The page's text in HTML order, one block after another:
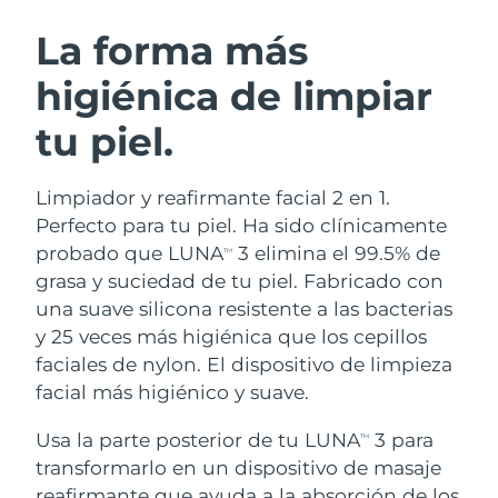
La forma más
higiénica de limpiar
tu piel.
Limpiador y reafirmante facial 2 en 1.
Perfecto para tu piel. Ha sido clínicamente
probado que LUNATM
3 elimina el 99.5% de
grasa y suciedad de tu piel. Fabricado con
una suave silicona resistente a las bacterias
y 25 veces más higiénica que los cepillos
faciales de nylon. El dispositivo de limpieza
facial más higiénico y suave.
Usa la parte posterior de tu LUNATM
3 para
transformarlo en un dispositivo de masaje
Limpieza facial
Anti-aging massage
LUNA™ 4 Plus
Massage, LED heating
LUNA™ 4 Men
Microcurrent toning
BEAR™ 2 go
Microcurrent toning on-the-go
BEAR™ 2 eyes & lips
Hidratación
UFO™ 3 pack
Deep facial hydration
UFO™ 3 LED
Near-infrared and red light therapy
device
Cuidado bucal
issa™ 4
Hybrid silicone sonic toothbrush
Smart hybrid silicone sonic toothbrush
TRATAMIENTO ANTIEDAD FAQ™
Antiedad Tratamientos LED
NEW
Austria
Baréin Entrega prevista 8/9/26
Bélgica
Bermudas Entrega prevista
Bosnia y Herzegovina Entrega prevista 8/11/26
Brunéi
Bulgaria Entrega prevista8/8/26
Canadá Entrega prevista
Chile Entrega prevista8/12/26